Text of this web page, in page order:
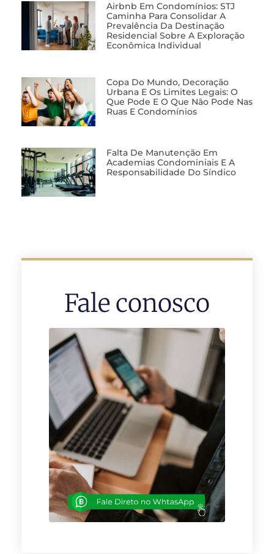
Airbnb Em Condomínios: STJ
Caminha Para Consolidar A
Prevalência Da Destinação
Residencial Sobre A Exploração
Econômica Individual
Copa Do Mundo, Decoração
Urbana E Os Limites Legais: O
Que Pode E O Que Não Pode Nas
Ruas E Condomínios
Falta De Manutenção Em
Academias Condominiais E A
Responsabilidade Do Síndico
Fale conosco